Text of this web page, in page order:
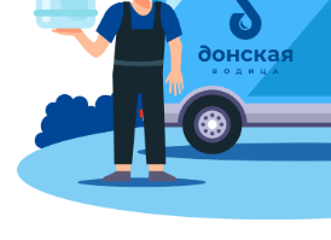
Заказывайте там,
где вам удобно
Доставка работает с 9:00 до 20:00,
без перерывов и выходных.
Заказы принимаем круглосуточно